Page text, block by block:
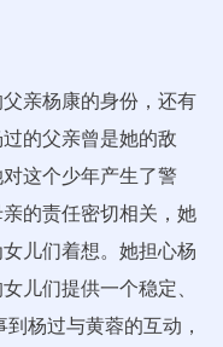
亲杨康的身份，还有
的父亲曾是她的敌
这个少年产生了警
的责任密切相关，她
儿们着想。她担心杨
儿们提供一个稳定、
杨过与黄蓉的互动，